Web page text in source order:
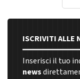
ISCRIVITI ALLE
Inserisci il tuo
news